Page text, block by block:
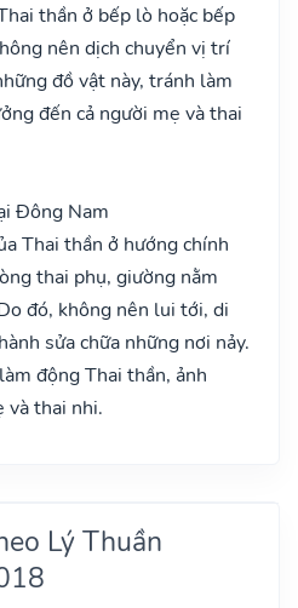
thần ở bếp lò hoặc bếp
nên dịch chuyển vị trí
đồ vật này, tránh làm
đến cả người mẹ và thai
Đông Nam
Thai thần ở hướng chính
thai phụ, giường nằm
đó, không nên lui tới, di
sửa chữa những nơi nảy.
động Thai thần, ảnh
và thai nhi.
Lý Thuần